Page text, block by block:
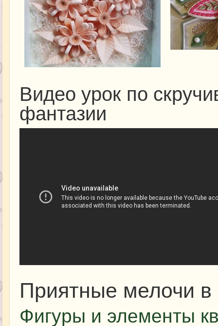
Видео урок по
фантазии
Приятные мелочи в
Фигуры и элементы